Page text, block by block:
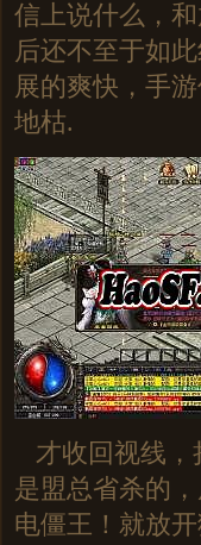
信上说什么，
后还不至于如
展的爽快，手
地枯.
才收回视线，
是盟总省杀的
电僵王！就放